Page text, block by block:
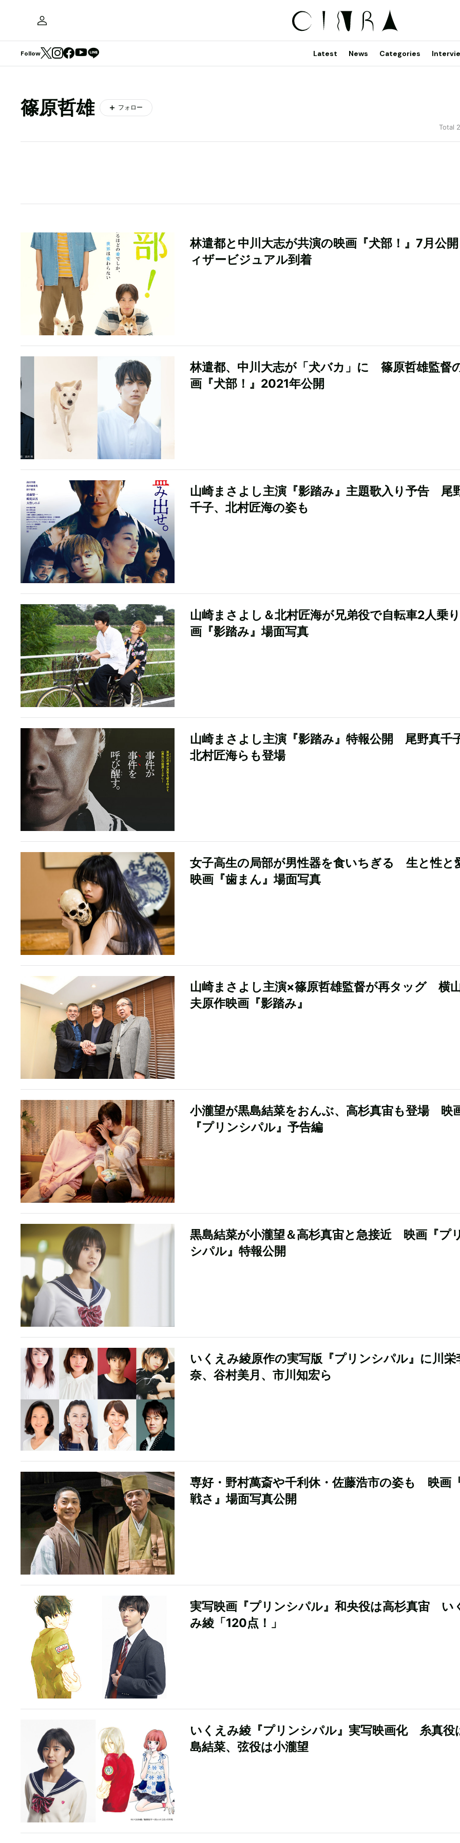
Follow Latest News Categories
篠原哲雄 フォロー
Total
林遣都と中川大志が共演の映画『犬部！』7月公
ィザービジュアル到着
林遣都、中川大志が「犬バカ」に 篠原哲雄監督
画『犬部！』2021年公開
山崎まさよし主演『影踏み』主題歌入り予告 尾
千子、北村匠海の姿も
山崎まさよし＆北村匠海が兄弟役で自転車2人乗
画『影踏み』場面写真
山崎まさよし主演『影踏み』特報公開 尾野真千
北村匠海らも登場
女子高生の局部が男性器を食いちぎる 生と性と
映画『歯まん』場面写真
山崎まさよし主演×篠原哲雄監督が再タッグ 横
夫原作映画『影踏み』
小瀧望が黒島結菜をおんぶ、高杉真宙も登場 映
『プリンシパル』予告編
黒島結菜が小瀧望＆高杉真宙と急接近 映画『プ
シパル』特報公開
いくえみ綾原作の実写版『プリンシパル』に川栄
奈、谷村美月、市川知宏ら
専好・野村萬斎や千利休・佐藤浩市の姿も 映画
戦さ』場面写真公開
実写映画『プリンシパル』和央役は高杉真宙 い
み綾「120点！」
いくえみ綾『プリンシパル』実写映画化 糸真役
島結菜、弦役は小瀧望